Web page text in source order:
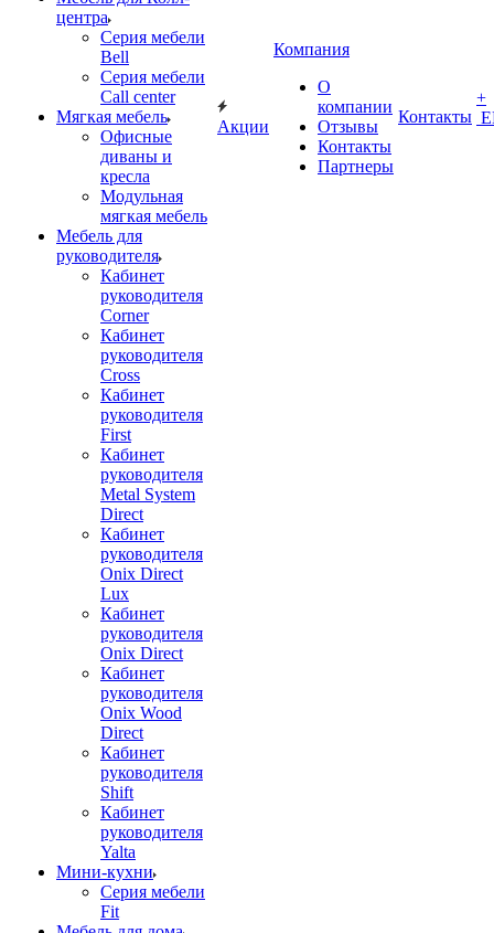
центра
Серия мебели
Bell
Серия мебели
Call center
Мягкая мебель
Офисные
диваны и
кресла
Модульная
мягкая мебель
Мебель для
руководителя
Кабинет
руководителя
Corner
Кабинет
руководителя
Cross
Кабинет
руководителя
First
Кабинет
руководителя
Metal System
Direct
Кабинет
руководителя
Onix Direct
Lux
Кабинет
руководителя
Onix Direct
Кабинет
руководителя
Onix Wood
Direct
Кабинет
руководителя
Shift
Кабинет
руководителя
Yalta
Мини-кухни
Серия мебели
Fit
Акции
Компания
О
компании
Отзывы
Контакты
Партнеры
Контакты
+